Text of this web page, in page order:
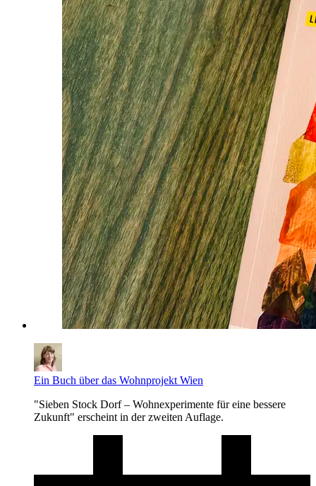
Ein Buch über das Wohnprojekt Wien
"Sieben Stock Dorf – Wohnexperimente für eine bessere
Zukunft" erscheint in der zweiten Auflage.